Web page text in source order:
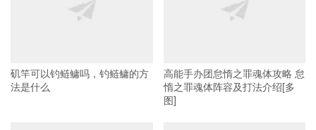
矶竿可以钓鲢鳙吗，钓鲢鳙的方
法是什么
高能手办团怠惰之罪魂体攻略 怠
惰之罪魂体阵容及打法介绍[多
图]